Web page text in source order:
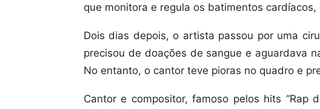
que monitora e regula os batimentos cardíacos,
Dois dias depois, o artista passou por uma
precisou de doações de sangue e aguardava
No entanto, o cantor teve pioras no quadro e
Cantor e compositor, famoso pelos hits “Rap